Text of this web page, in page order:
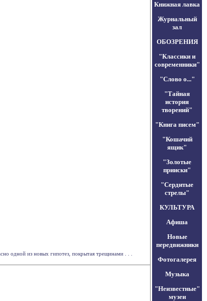
одной из новых гипотез, покрытая трещинами . . .
Книжная лавка
Журнальный
зал
ОБОЗРЕНИЯ
"Классики и
современники"
"Слово о..."
"Тайная
история
творений"
"Книга писем"
"Кошачий
ящик"
"Золотые
прииски"
"Сердитые
стрелы"
КУЛЬТУРА
Афиша
Новые
передвижники
Фотогалерея
Музыка
"Неизвестные"
музеи